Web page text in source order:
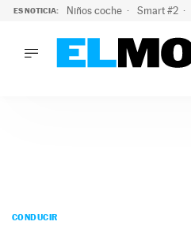
ES NOTICIA: Niños coche Smart #2
PODCAST
CONDUCIR